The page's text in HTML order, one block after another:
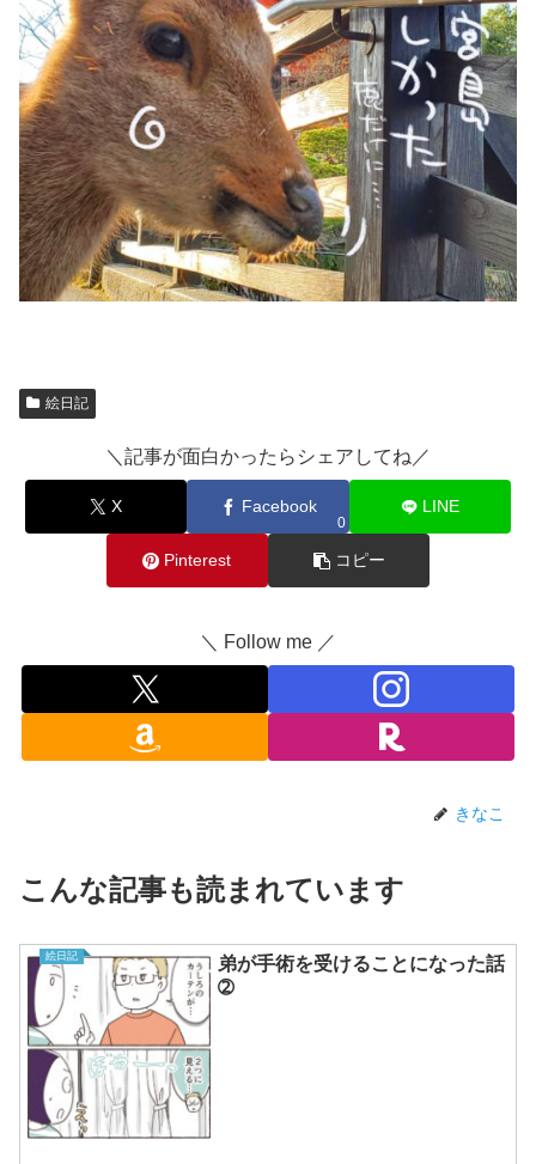
絵日記
＼記事が面白かったらシェアしてね／
X Facebook
0
LINE
Pinterest コピー
＼ Follow me ／
きなこ
こんな記事も読まれています
絵日記
弟が手術を受けることになった話
➁